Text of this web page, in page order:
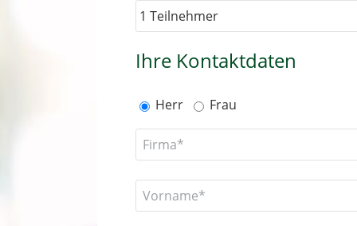
Ihre Kontaktdaten
Herr Frau